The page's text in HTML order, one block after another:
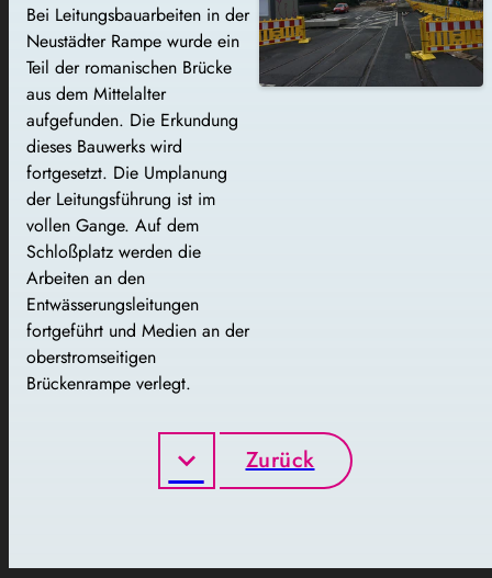
Bei Leitungsbauarbeiten in der
Neustädter Rampe wurde ein
Teil der romanischen Brücke
aus dem Mittelalter
aufgefunden. Die Erkundung
dieses Bauwerks wird
fortgesetzt. Die Umplanung
der Leitungsführung ist im
vollen Gange. Auf dem
Schloßplatz werden die
Arbeiten an den
Entwässerungsleitungen
fortgeführt und Medien an der
oberstromseitigen
Brückenrampe verlegt.
Zurück